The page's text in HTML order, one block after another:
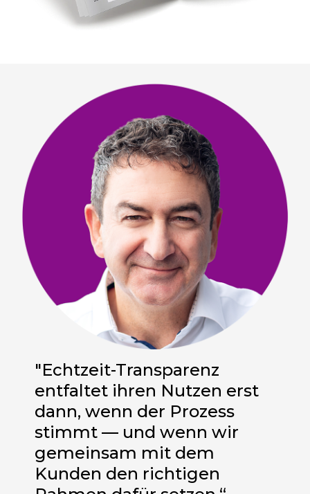
"Echtzeit-Transparenz
entfaltet ihren Nutzen erst
dann, wenn der Prozess
stimmt — und wenn wir
gemeinsam mit dem
Kunden den richtigen